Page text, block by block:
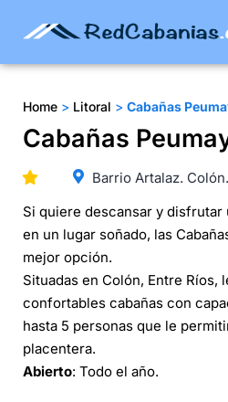
Home > Litoral > Cabañas
Cabañas
Barrio Artalaz.
Si quiere descansar y disfrutar
en un lugar soñado, las
mejor opción.
Situadas en Colón, Entre Ríos,
confortables cabañas con
hasta 5 personas que le
placentera.
Abierto: Todo el año.